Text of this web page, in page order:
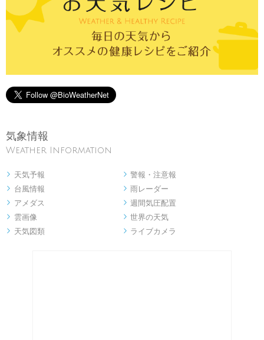
気象情報
Weather Information
 天気予報  警報・注意報
 台風情報  雨レーダー
 アメダス  週間気圧配置
 雲画像  世界の天気
 天気図類  ライブカメラ